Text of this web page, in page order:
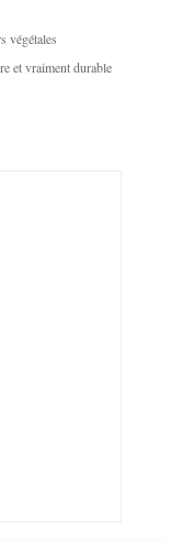
végétales
et vraiment durable